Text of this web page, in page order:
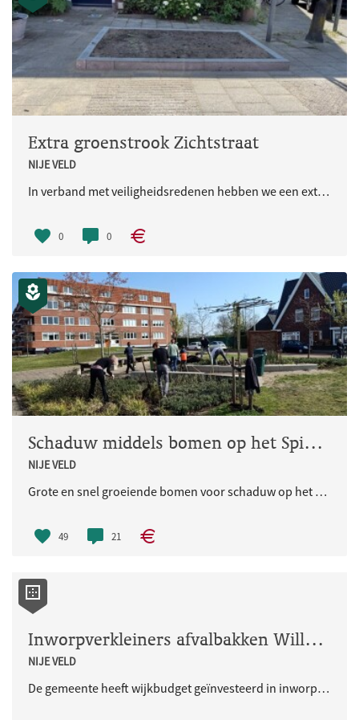
Extra groenstrook Zichtstraat
NIJE VELD
In verband met veiligheidsredenen hebben we een extra groenvak gerealiseerd naast de woning aan de Zichtstraat 55.
0 0
Schaduw middels bomen op het Spieghelhof plein
NIJE VELD
Grote en snel groeiende bomen voor schaduw op het Spieghelhof plein.
49 21
Inworpverkleiners afvalbakken Willemsweg
NIJE VELD
De gemeente heeft wijkbudget geïnvesteerd in inworpverkleiners op de afvalbakken aan de Willemsweg. Dit om te voorkomen dat mensen grote afvalzakken in de bakken proppen.